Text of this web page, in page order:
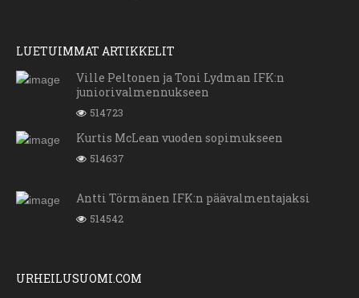
LUETUIMMAT ARTIKKELIT
Ville Peltonen ja Toni Lydman IFK:n
juniorivalmennukseen
514723
Kurtis McLean vuoden sopimukseen
514637
Antti Törmänen IFK:n päävalmentajaksi
514542
URHEILUSUOMI.COM